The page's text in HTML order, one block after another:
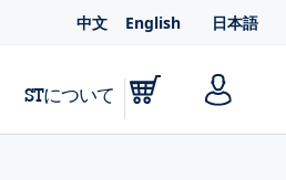
中文 English 日本語
STについて